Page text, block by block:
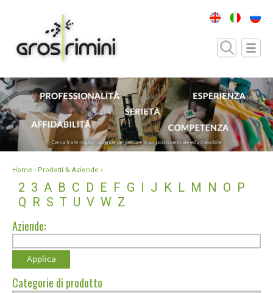
Home › Prodotti & Aziende ›
2 3 A B C D E F G I J K L M N O P
Q R S T U V W Z
Aziende:
Categorie di prodotto